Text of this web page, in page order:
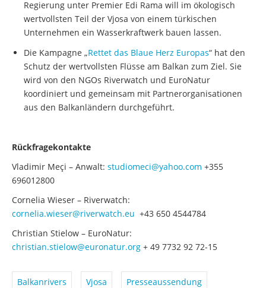
Regierung unter Premier Edi Rama will im ökologisch
wertvollsten Teil der Vjosa von einem türkischen
Unternehmen ein Wasserkraftwerk bauen lassen.
Die Kampagne „Rettet das Blaue Herz Europas“ hat den
Schutz der wertvollsten Flüsse am Balkan zum Ziel. Sie
wird von den NGOs Riverwatch und EuroNatur
koordiniert und gemeinsam mit Partnerorganisationen
aus den Balkanländern durchgeführt.
Rückfragekontakte
Vladimir Meçi – Anwalt: studiomeci@yahoo.com +355
696012800
Cornelia Wieser – Riverwatch:
cornelia.wieser@riverwatch.eu +43 650 4544784
Christian Stielow – EuroNatur:
christian.stielow@euronatur.org + 49 7732 92 72-15
Balkanrivers Vjosa Presseaussendung